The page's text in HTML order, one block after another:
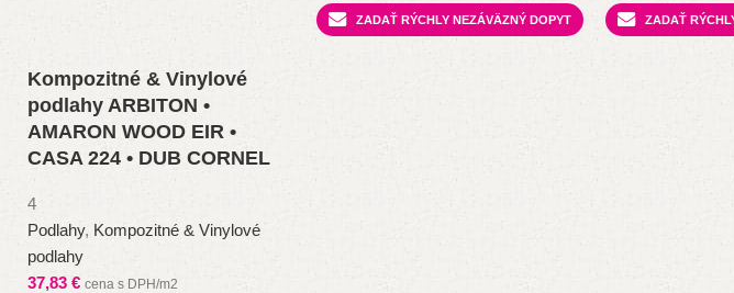
Kompozitné & Vinylové
podlahy ARBITON •
AMARON WOOD EIR •
CASA 224 • DUB CORNEL
4
Podlahy, Kompozitné & Vinylové
podlahy
37,83 € cena s DPH/m2
ZADAŤ RÝCHLY NEZÁVÄZNÝ DOPYT ZADAŤ